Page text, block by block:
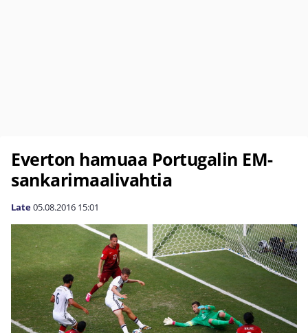
Everton hamuaa Portugalin EM-
sankarimaalivahtia
Late05.08.2016 15:01